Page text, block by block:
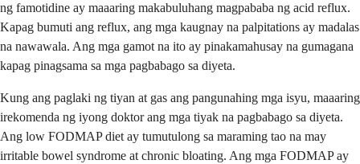
ng famotidine ay maaaring makabuluhang magpababa ng acid reflux.
Kapag bumuti ang reflux, ang mga kaugnay na palpitations ay madalas
na nawawala. Ang mga gamot na ito ay pinakamahusay na gumagana
kapag pinagsama sa mga pagbabago sa diyeta.
Kung ang paglaki ng tiyan at gas ang pangunahing mga isyu, maaaring
irekomenda ng iyong doktor ang mga tiyak na pagbabago sa diyeta.
Ang low FODMAP diet ay tumutulong sa maraming tao na may
irritable bowel syndrome at chronic bloating. Ang mga FODMAP ay